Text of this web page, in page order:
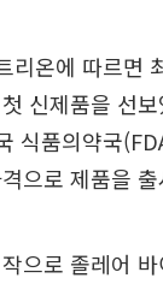
리온에 따르면
신제품을 선
식품의약국
으로 제품을
으로 졸레어